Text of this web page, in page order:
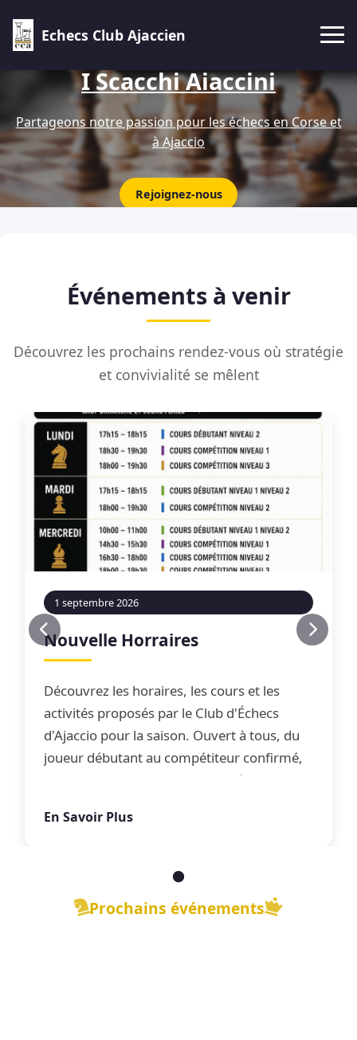
Echecs Club Ajaccien
I Scacchi Aiaccini
Partageons notre passion pour les échecs en Corse et
à Ajaccio
Rejoignez-nous
Événements à venir
Découvrez les prochains rendez-vous où stratégie
et convivialité se mêlent
1 septembre 2026
Nouvelle Horraires
Découvrez les horaires, les cours et les
activités proposés par le Club d'Échecs
d'Ajaccio pour la saison. Ouvert à tous, du
joueur débutant au compétiteur confirmé,
le club propose une offre complète
de jeu libre dans une ambiance conviviale.
En Savoir Plus
Prochains événements